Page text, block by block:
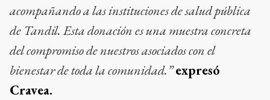
acompañando a las instituciones de salud pública
de Tandil. Esta donación es una muestra concreta
del compromiso de nuestros asociados con el
bienestar de toda la comunidad.”expresó
Cravea.